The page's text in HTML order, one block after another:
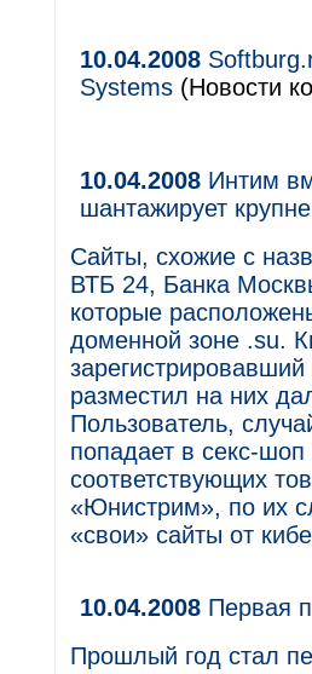
10.04.2008
Systems (Новости
10.04.2008 Интим
шантажирует
Сайты, схожие с
ВТБ 24, Банка
которые
доменной зоне .su.
разместил на них
Пользователь,
попадает в секс-
соответствующих
«Юнистрим», по их
«свои» сайты от
10.04.2008 Первая
Прошлый год стал